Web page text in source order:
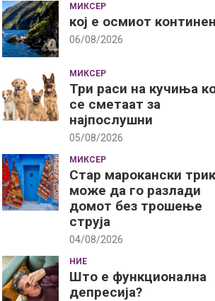
МИКСЕР
кој е осмиот
06/08/2026
МИКСЕР
Три раси на кучиња
се сметаат за
најпослушни
05/08/2026
МИКСЕР
Стар марокански трик
може да го разлади
домот без трошење
струја
04/08/2026
НИЕ
Што е функционална
депресија?